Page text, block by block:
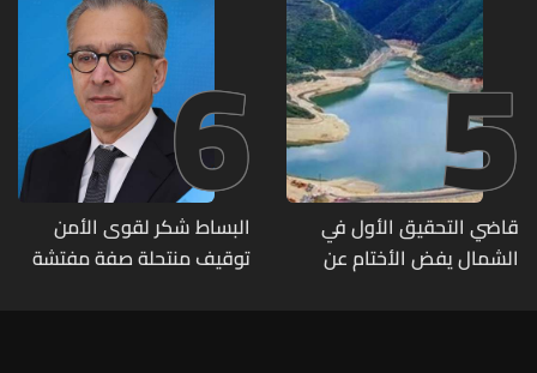
5
قاضي التحقيق الأول في
الشمال يفض الأختام عن
6
البساط شكر لقوى الأمن
توقيف منتحلة صفة مفتشة